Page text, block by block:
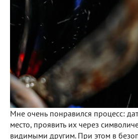
Мне очень понравился процесс:
место, проявить их через
видимыми другим. При этом в